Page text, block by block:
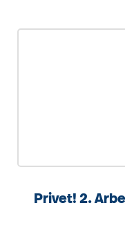
Privet! 2.